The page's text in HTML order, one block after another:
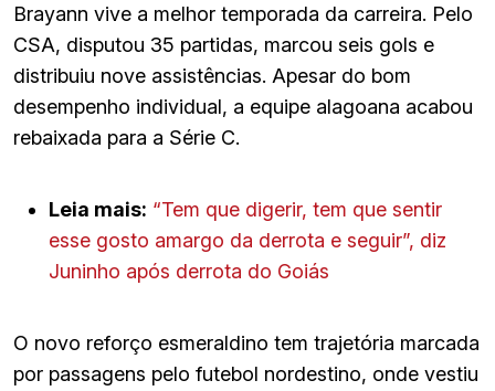
Brayann vive a melhor temporada da carreira. Pelo
CSA, disputou 35 partidas, marcou seis gols e
distribuiu nove assistências. Apesar do bom
desempenho individual, a equipe alagoana acabou
rebaixada para a Série C.
Leia mais: “Tem que digerir, tem que sentir
esse gosto amargo da derrota e seguir”, diz
Juninho após derrota do Goiás
O novo reforço esmeraldino tem trajetória marcada
por passagens pelo futebol nordestino, onde vestiu